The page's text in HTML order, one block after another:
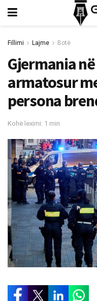
Fillimi Lajme Botë
Gjermania
armatosur
persona
Kohë leximi: 1 min